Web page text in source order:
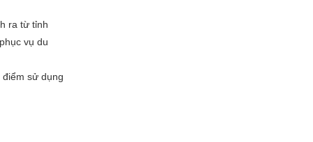
ra từ tỉnh
vụ du
sử dụng